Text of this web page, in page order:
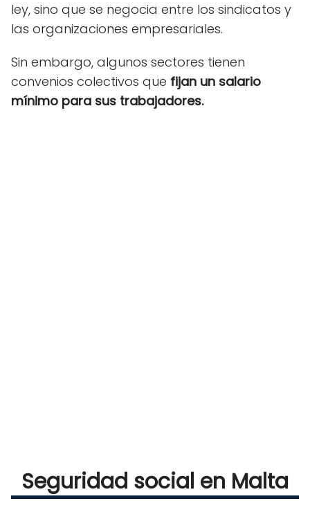
ley, sino que se negocia entre los sindicatos y
las organizaciones empresariales.
Sin embargo, algunos sectores tienen
convenios colectivos que fijan un salario
mínimo para sus trabajadores.
Seguridad social en Malta